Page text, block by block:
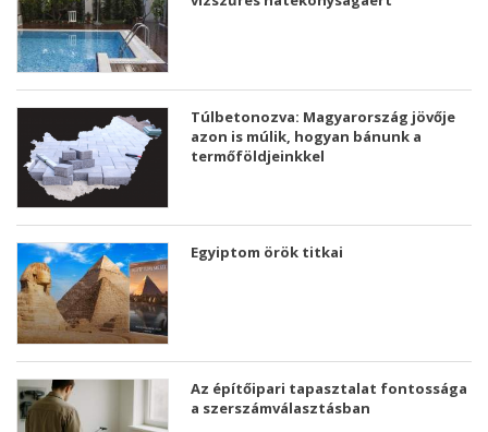
Túlbetonozva: Magyarország jövője
azon is múlik, hogyan bánunk a
termőföldjeinkkel
Egyiptom örök titkai
Az építőipari tapasztalat fontossága
a szerszámválasztásban